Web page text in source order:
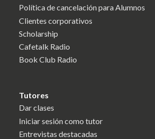
Política de cancelación para Alumnos
Clientes corporativos
Scholarship
Cafetalk Radio
Book Club Radio
Tutores
Dar clases
Iniciar sesión como tutor
Entrevistas destacadas